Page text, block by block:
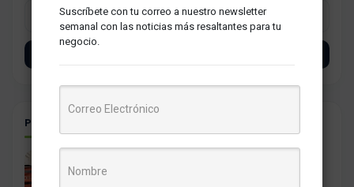
POSTS RELACIONADOS
Se espera un crecimiento de 40% en pedidos para
San Valentín
Suscríbete con tu correo a nuestro newsletter
semanal con las noticias más resaltantes para tu
negocio.